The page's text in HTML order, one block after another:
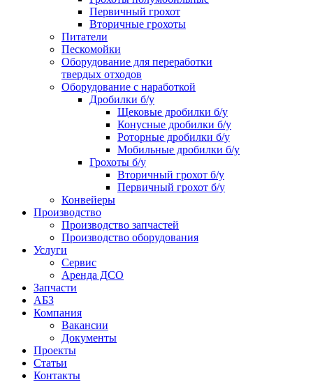
Первичный грохот
Вторичные грохоты
Питатели
Пескомойки
Оборудование для переработки
твердых отходов
Оборудование с наработкой
Дробилки б/у
Щековые дробилки б/у
Конусные дробилки б/у
Роторные дробилки б/у
Мобильные дробилки б/у
Грохоты б/у
Вторичный грохот б/у
Первичный грохот б/у
Конвейеры
Производство
Производство запчастей
Производство оборудования
Услуги
Сервис
Аренда ДСО
Запчасти
АБЗ
Компания
Вакансии
Документы
Проекты
Статьи
Контакты